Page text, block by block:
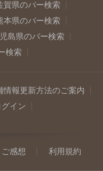
賀県のバー検索
本県のバー検索
島県のバー検索
検索
情報更新方法のご案内
イン
感想 利用規約